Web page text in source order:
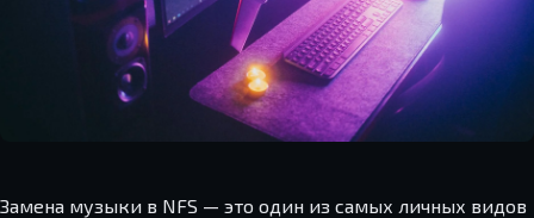
Замена музыки в NFS — это один из самых личных видов